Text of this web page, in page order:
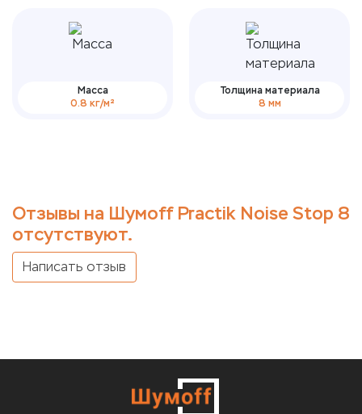
Масса
0.8 кг/м²
Толщина материала
8 мм
Отзывы на Шумoff Practik Noise Stop 8
отсутствуют.
Написать отзыв